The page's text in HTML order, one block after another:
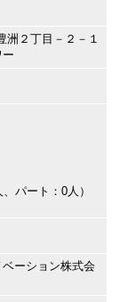
洲２丁目－２－１
パート：0人）
ーション株式会